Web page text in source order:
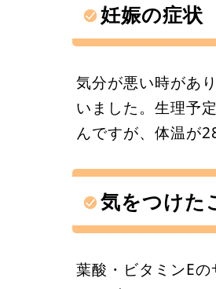
妊娠の症状
気分が悪い時があ
いました。生理予
んですが、体温が
気をつけた
葉酸・ビタミンEの